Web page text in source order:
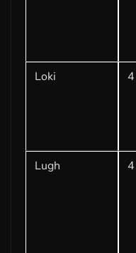
Loki
4
Lugh
4